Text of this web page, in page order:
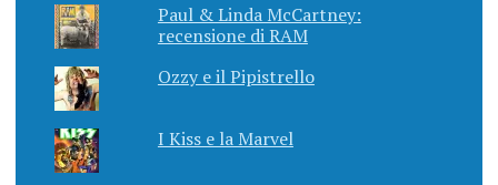
Paul & Linda McCartney:
recensione di RAM
Ozzy e il Pipistrello
I Kiss e la Marvel